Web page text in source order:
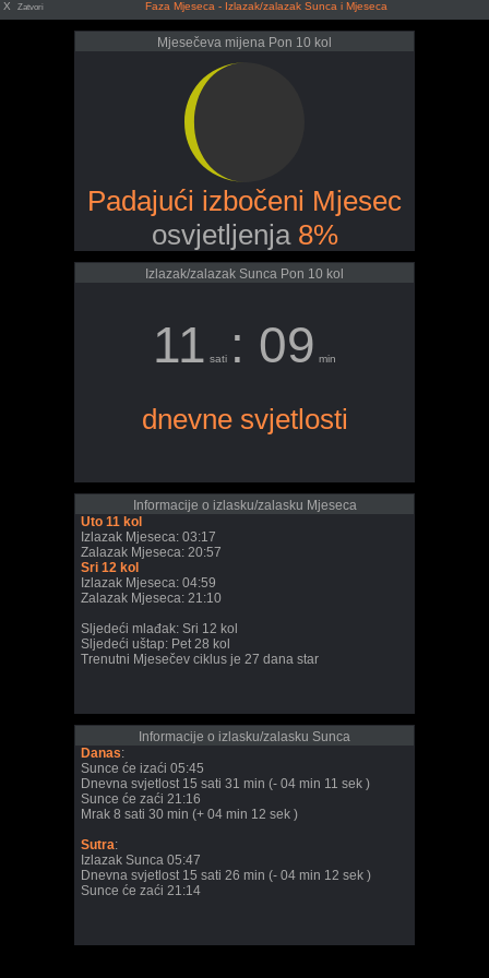
X Zatvori Faza Mjeseca - Izlazak/zalazak Sunca i Mjeseca
Mjesečeva mijena Pon 10 kol
Padajući izbočeni Mjesec
osvjetljenja 8%
Izlazak/zalazak Sunca Pon 10 kol
11 sati : 09 min
dnevne svjetlosti
Informacije o izlasku/zalasku Mjeseca
Uto 11 kol
Izlazak Mjeseca: 03:17
Zalazak Mjeseca: 20:57
Sri 12 kol
Izlazak Mjeseca: 04:59
Zalazak Mjeseca: 21:10
Sljedeći mlađak: Sri 12 kol
Sljedeći uštap: Pet 28 kol
Trenutni Mjesečev ciklus je 27 dana star
Informacije o izlasku/zalasku Sunca
Danas:
Sunce će izaći 05:45
Dnevna svjetlost 15 sati 31 min (- 04 min 11 sek )
Sunce će zaći 21:16
Mrak 8 sati 30 min (+ 04 min 12 sek )
Sutra:
Izlazak Sunca 05:47
Dnevna svjetlost 15 sati 26 min (- 04 min 12 sek )
Sunce će zaći 21:14